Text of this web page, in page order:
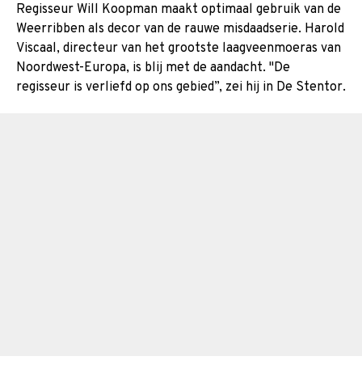
Regisseur Will Koopman maakt optimaal gebruik van de
Weerribben als decor van de rauwe misdaadserie. Harold
Viscaal, directeur van het grootste laagveenmoeras van
Noordwest-Europa, is blij met de aandacht. "De
regisseur is verliefd op ons gebied”, zei hij in De Stentor.